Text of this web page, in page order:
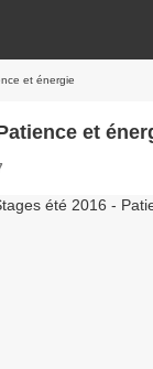
et énergie
et